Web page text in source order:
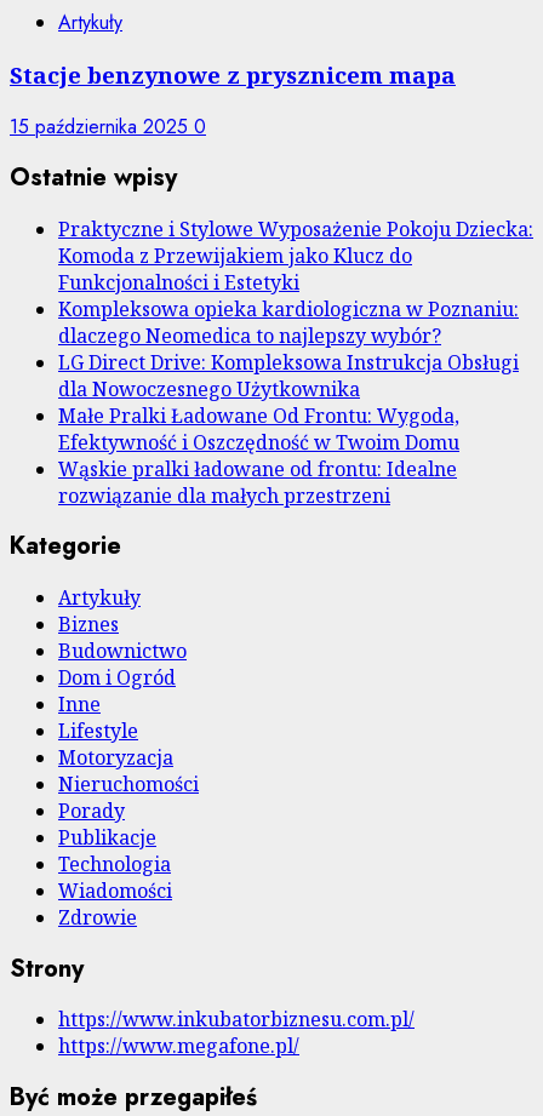
Artykuły
Stacje benzynowe z prysznicem mapa
15 października 2025 0
Ostatnie wpisy
Praktyczne i Stylowe Wyposażenie Pokoju Dziecka:
Komoda z Przewijakiem jako Klucz do
Funkcjonalności i Estetyki
Kompleksowa opieka kardiologiczna w Poznaniu:
dlaczego Neomedica to najlepszy wybór?
LG Direct Drive: Kompleksowa Instrukcja Obsługi
dla Nowoczesnego Użytkownika
Małe Pralki Ładowane Od Frontu: Wygoda,
Efektywność i Oszczędność w Twoim Domu
Wąskie pralki ładowane od frontu: Idealne
rozwiązanie dla małych przestrzeni
Kategorie
Artykuły
Biznes
Budownictwo
Dom i Ogród
Inne
Lifestyle
Motoryzacja
Nieruchomości
Porady
Publikacje
Technologia
Wiadomości
Zdrowie
Strony
https://www.inkubatorbiznesu.com.pl/
https://www.megafone.pl/
Być może przegapiłeś